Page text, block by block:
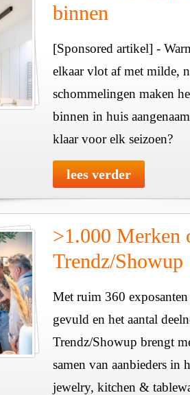
binnen
[Sponsored artikel] -
elkaar vlot af met milde,
schommelingen maken
binnen in huis
klaar voor elk seizoen?
lees verder
>1.000 Merken
Trendz/Showup
Met ruim 360
gevuld en het aantal
Trendz/Showup brengt
samen van aanbieders in
jewelry, kitchen &